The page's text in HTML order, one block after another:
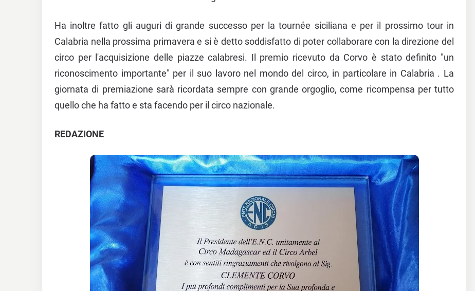
Ha inoltre fatto gli auguri di grande successo per la tournée siciliana e per il prossimo tour in
Calabria nella prossima primavera e si è detto soddisfatto di poter collaborare con la direzione del
circo per l'acquisizione delle piazze calabresi. Il premio ricevuto da Corvo è stato definito "un
riconoscimento importante" per il suo lavoro nel mondo del circo, in particolare in Calabria . La
giornata di premiazione sarà ricordata sempre con grande orgoglio, come ricompensa per tutto
quello che ha fatto e sta facendo per il circo nazionale.
REDAZIONE